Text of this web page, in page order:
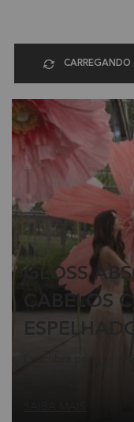
CARREGANDO
GLOSS
CABELOS